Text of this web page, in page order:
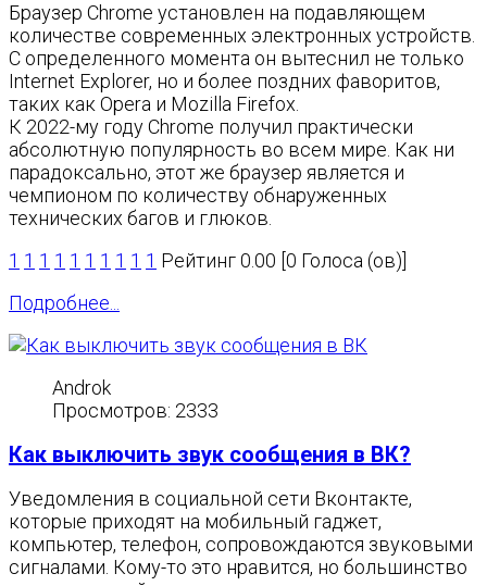
Браузер Chrome установлен на подавляющем
количестве современных электронных устройств.
С определенного момента он вытеснил не только
Internet Explorer, но и более поздних фаворитов,
таких как Opera и Mozilla Firefox.
К 2022-му году Chrome получил практически
абсолютную популярность во всем мире. Как ни
парадоксально, этот же браузер является и
чемпионом по количеству обнаруженных
технических багов и глюков.
1 1 1 1 1 1 1 1 1 1 Рейтинг 0.00 [0 Голоса (ов)]
Подробнее...
Androk
Просмотров: 2333
Как выключить звук сообщения в ВК?
Уведомления в социальной сети Вконтакте,
которые приходят на мобильный гаджет,
компьютер, телефон, сопровождаются звуковыми
сигналами. Кому-то это нравится, но большинство